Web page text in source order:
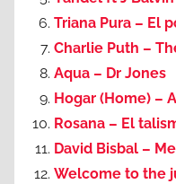
Triana Pura – El
Charlie Puth –
Aqua – Dr Jones
Hogar (Home) –
Rosana – El
David Bisbal –
Welcome to the